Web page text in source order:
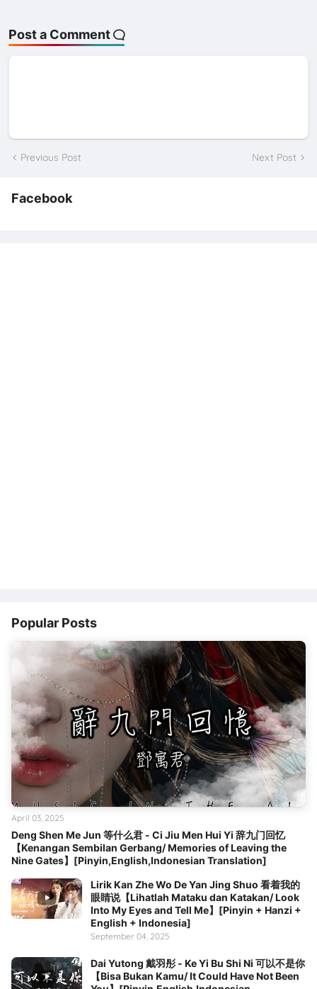
Post a Comment
Previous Post Next Post
Facebook
Popular Posts
Deng Shen Me Jun 等什么君 - Ci Jiu Men Hui Yi 辞九门回忆
【Kenangan Sembilan Gerbang/ Memories of Leaving the
Nine Gates】[Pinyin,English,Indonesian Translation]
April 03, 2025
Lirik Kan Zhe Wo De Yan Jing Shuo 看着我的
眼睛说【Lihatlah Mataku dan Katakan/ Look
Into My Eyes and Tell Me】[Pinyin + Hanzi +
English + Indonesia]
September 04, 2025
Dai Yutong 戴羽彤 - Ke Yi Bu Shi Ni 可以不是你
【Bisa Bukan Kamu/ It Could Have Not Been